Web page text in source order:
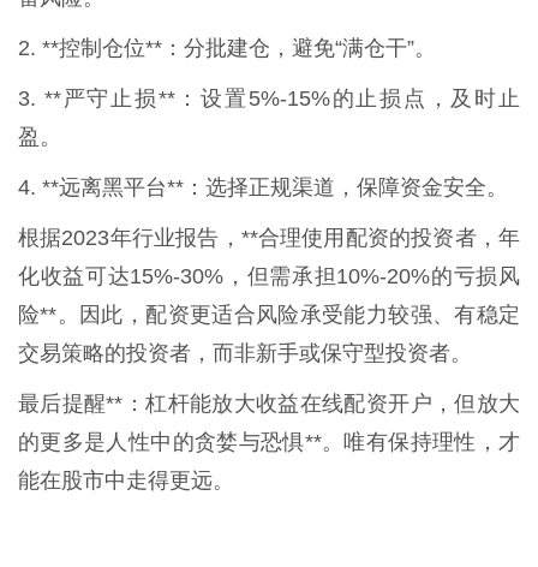
2. **控制仓位**：分批建仓，避免“满仓干”。
3. **严守止损**：设置5%-15%的止损点，及时止
盈。
4. **远离黑平台**：选择正规渠道，保障资金安全。
根据2023年行业报告，**合理使用配资的投资者，年
化收益可达15%-30%，但需承担10%-20%的亏损风
险**。因此，配资更适合风险承受能力较强、有稳定
交易策略的投资者，而非新手或保守型投资者。
最后提醒**：杠杆能放大收益在线配资开户，但放大
的更多是人性中的贪婪与恐惧**。唯有保持理性，才
能在股市中走得更远。